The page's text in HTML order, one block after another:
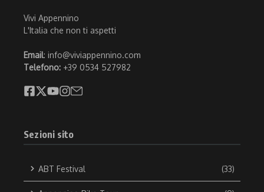
Vivi Appennino
L'Italia che non ti aspetti
Email: info@viviappennino.com
Telefono: +39 0534 527982
Sezioni sito
ABT Festival (33)